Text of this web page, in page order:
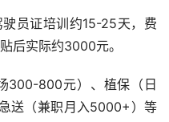
员证培训约15-25天，费
后实际约3000元。
300-800元）、植保（日
送（兼职月入5000+）等